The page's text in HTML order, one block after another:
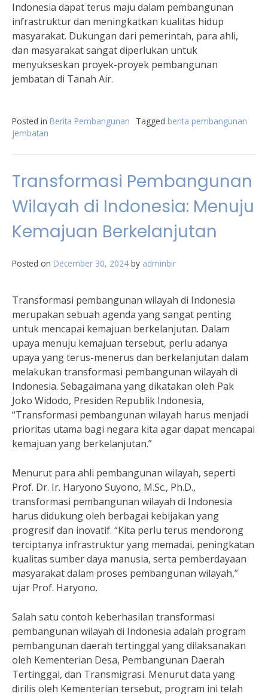
Indonesia dapat terus maju dalam pembangunan
infrastruktur dan meningkatkan kualitas hidup
masyarakat. Dukungan dari pemerintah, para ahli,
dan masyarakat sangat diperlukan untuk
menyukseskan proyek-proyek pembangunan
jembatan di Tanah Air.
Posted in Berita Pembangunan Tagged berita pembangunan
jembatan
Transformasi Pembangunan
Wilayah di Indonesia: Menuju
Kemajuan Berkelanjutan
Posted on December 30, 2024 by adminbir
Transformasi pembangunan wilayah di Indonesia
merupakan sebuah agenda yang sangat penting
untuk mencapai kemajuan berkelanjutan. Dalam
upaya menuju kemajuan tersebut, perlu adanya
upaya yang terus-menerus dan berkelanjutan dalam
melakukan transformasi pembangunan wilayah di
Indonesia. Sebagaimana yang dikatakan oleh Pak
Joko Widodo, Presiden Republik Indonesia,
“Transformasi pembangunan wilayah harus menjadi
prioritas utama bagi negara kita agar dapat mencapai
kemajuan yang berkelanjutan.”
Menurut para ahli pembangunan wilayah, seperti
Prof. Dr. Ir. Haryono Suyono, M.Sc., Ph.D.,
transformasi pembangunan wilayah di Indonesia
harus didukung oleh berbagai kebijakan yang
progresif dan inovatif. “Kita perlu terus mendorong
terciptanya infrastruktur yang memadai, peningkatan
kualitas sumber daya manusia, serta pemberdayaan
masyarakat dalam proses pembangunan wilayah,”
ujar Prof. Haryono.
Salah satu contoh keberhasilan transformasi
pembangunan wilayah di Indonesia adalah program
pembangunan daerah tertinggal yang dilaksanakan
oleh Kementerian Desa, Pembangunan Daerah
Tertinggal, dan Transmigrasi. Menurut data yang
dirilis oleh Kementerian tersebut, program ini telah